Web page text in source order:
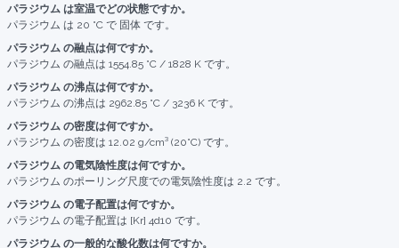
パラジウム は室温でどの状態ですか。
パラジウム は 20 °C で 固体 です。
パラジウム の融点は何ですか。
パラジウム の融点は 1554.85 °C / 1828 K です。
パラジウム の沸点は何ですか。
パラジウム の沸点は 2962.85 °C / 3236 K です。
パラジウム の密度は何ですか。
パラジウム の密度は 12.02 g/cm³ (20°C) です。
パラジウム の電気陰性度は何ですか。
パラジウム のポーリング尺度での電気陰性度は 2.2 です。
パラジウム の電子配置は何ですか。
パラジウム の電子配置は [Kr] 4d10 です。
パラジウム の一般的な酸化数は何ですか。